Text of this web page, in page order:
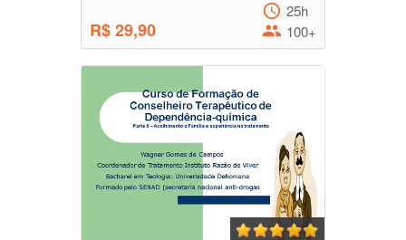
R$ 29,90
25h
100+